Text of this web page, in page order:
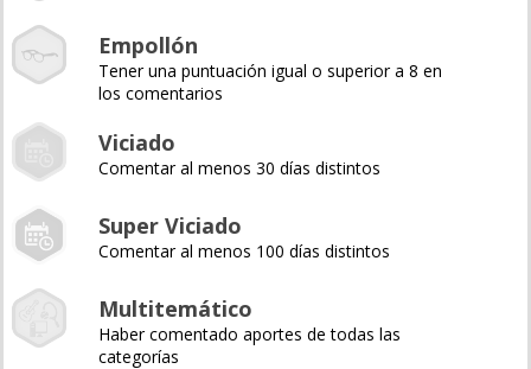
Empollón
Tener una puntuación igual o superior a 8 en
los comentarios
Viciado
Comentar al menos 30 días distintos
Super Viciado
Comentar al menos 100 días distintos
Multitemático
Haber comentado aportes de todas las
categorías